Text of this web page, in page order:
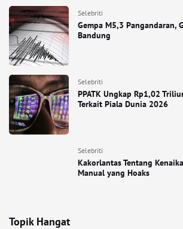
Selebriti
Gempa M5,3 Pangandaran,
Bandung
Selebriti
PPATK Ungkap Rp1,02
Terkait Piala Dunia 2026
Selebriti
Kakorlantas Tentang
Manual yang Hoaks
Topik Hangat